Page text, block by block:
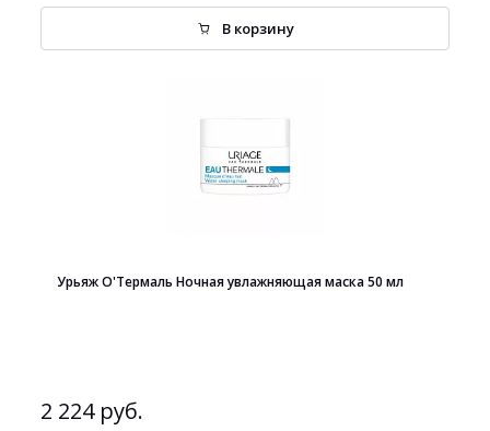
В корзину
Урьяж О'Термаль Ночная увлажняющая маска 50 мл
2 224 руб.